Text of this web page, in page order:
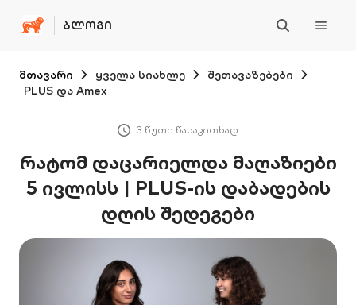
ᲑᲚᲝᲒᲘ
მთავარი ყველა სიახლე
შეთავაზებები
PLUS და Amex
3 წუთი წასაკითხად
რატომ დაცარიელდა მაღაზიები
5 ივლისს | PLUS-ის დაბადების
დღის შედეგები